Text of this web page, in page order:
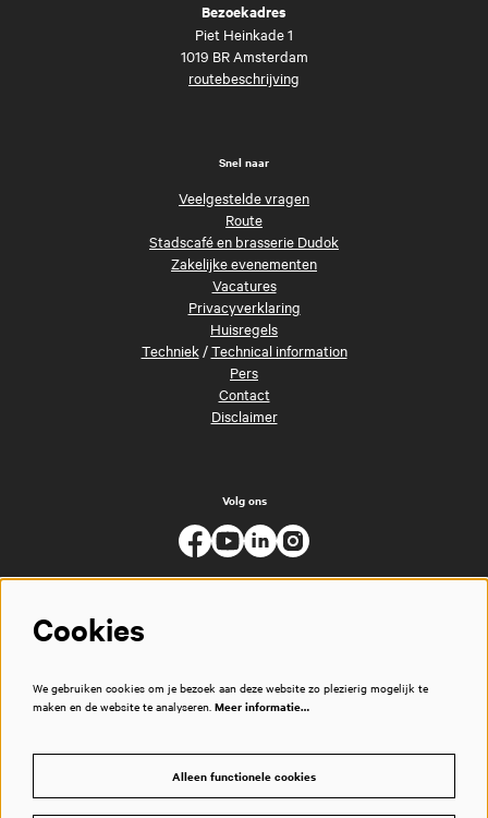
Bezoekadres
Piet Heinkade 1
1019 BR Amsterdam
routebeschrijving
Snel naar
Veelgestelde vragen
Route
Stadscafé en brasserie Dudok
Zakelijke evenementen
Vacatures
Privacyverklaring
Huisregels
Techniek/Technical information
Pers
Contact
Disclaimer
Volg ons
Cookies
We gebruiken cookies om je bezoek aan deze website zo plezierig mogelijk te
maken en de website te analyseren. Meer informatie…
Alleen functionele cookies